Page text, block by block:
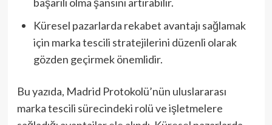
Küresel pazarlarda rekabet avantajı sağlamak
için marka tescili stratejilerini düzenli olarak
gözden geçirmek önemlidir.
Bu yazıda, Madrid Protokolü’nün uluslararası
marka tescili sürecindeki rolü ve işletmelere